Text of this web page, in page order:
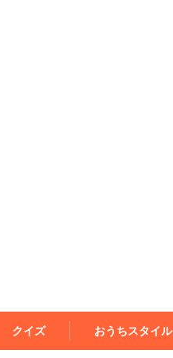
クイズ おうちスタイル